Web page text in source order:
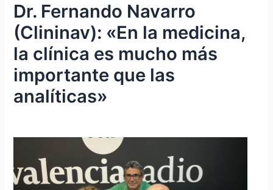
Dr. Fernando Navarro
(Clininav): «En la medicina,
la clínica es mucho más
importante que las
analíticas»